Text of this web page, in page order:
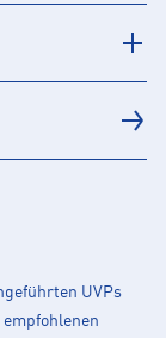
UVPs